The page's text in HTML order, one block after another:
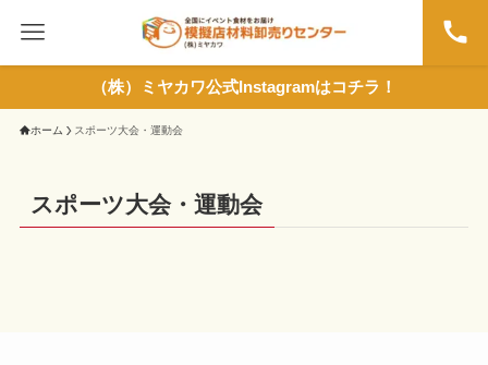
（株）ミヤカワ公式Instagramはコチラ！
ホーム スポーツ大会・運動会
スポーツ大会・運動会